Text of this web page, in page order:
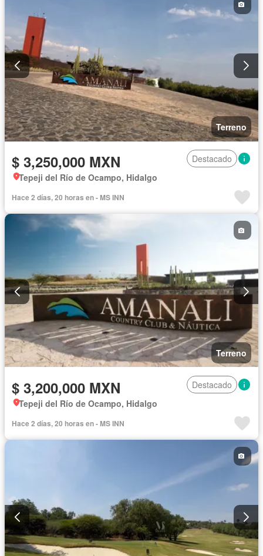
Terreno
$ 3,250,000 MXN
Destacado
Tepeji del Río de Ocampo, Hidalgo
Hace 2 días, 20 horas en - MS INN
Terreno
$ 3,200,000 MXN
Destacado
Tepeji del Río de Ocampo, Hidalgo
Hace 2 días, 20 horas en - MS INN